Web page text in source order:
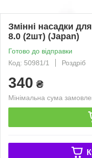
Змінні насадки
8.0 (2шт) (Japan)
Готово до відправки
Код: 50981/1
Роздріб
340 ₴
Мінімальна сума